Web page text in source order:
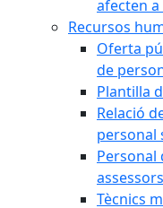
afecten
Recursos
Oferta
de
Plantilla
Relació
personal
Personal
Tècnics